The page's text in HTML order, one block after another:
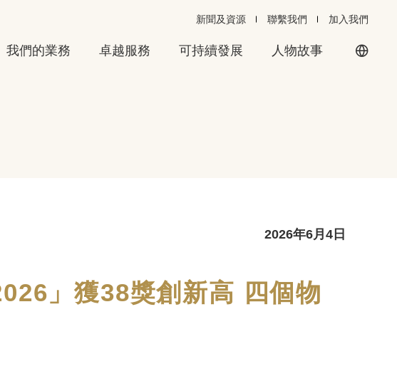
我們的業務 卓越服務 可持續發展 人物故事
新聞及資源 聯繫我們 加入我們
2026年6月4日
」獲38獎創新高 四個物